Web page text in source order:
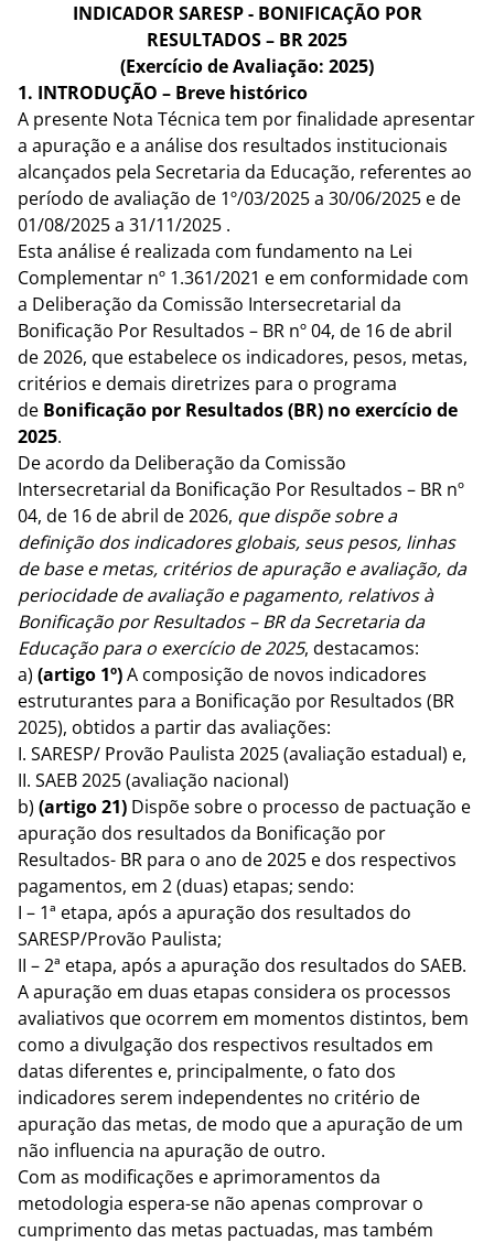
INDICADOR SARESP - BONIFICAÇÃO POR
RESULTADOS – BR 2025
(Exercício de Avaliação: 2025)
1. INTRODUÇÃO – Breve histórico
A presente Nota Técnica tem por finalidade apresentar
a apuração e a análise dos resultados institucionais
alcançados pela Secretaria da Educação, referentes ao
período de avaliação de 1º/03/2025 a 30/06/2025 e de
01/08/2025 a 31/11/2025 .
Esta análise é realizada com fundamento na Lei
Complementar nº 1.361/2021 e em conformidade com
a Deliberação da Comissão Intersecretarial da
Bonificação Por Resultados – BR nº 04, de 16 de abril
de 2026, que estabelece os indicadores, pesos, metas,
critérios e demais diretrizes para o programa
de Bonificação por Resultados (BR) no exercício de
2025.
De acordo da Deliberação da Comissão
Intersecretarial da Bonificação Por Resultados – BR nº
04, de 16 de abril de 2026, que dispõe sobre a
definição dos indicadores globais, seus pesos, linhas
de base e metas, critérios de apuração e avaliação, da
periocidade de avaliação e pagamento, relativos à
Bonificação por Resultados – BR da Secretaria da
Educação para o exercício de 2025, destacamos:
a) (artigo 1º)A composição de novos indicadores
estruturantes para a Bonificação por Resultados (BR
2025), obtidos a partir das avaliações:
I. SARESP/ Provão Paulista 2025 (avaliação estadual) e,
II. SAEB 2025 (avaliação nacional)
b) (artigo 21) Dispõe sobre o processo de pactuação e
apuração dos resultados da Bonificação por
Resultados- BR para o ano de 2025 e dos respectivos
pagamentos, em 2 (duas) etapas; sendo:
I – 1ª etapa, após a apuração dos resultados do
SARESP/Provão Paulista;
II – 2ª etapa, após a apuração dos resultados do SAEB.
A apuração em duas etapas considera os processos
avaliativos que ocorrem em momentos distintos, bem
como a divulgação dos respectivos resultados em
datas diferentes e, principalmente, o fato dos
indicadores serem independentes no critério de
apuração das metas, de modo que a apuração de um
não influencia na apuração de outro.
Com as modificações e aprimoramentos da
metodologia espera-se não apenas comprovar o
cumprimento das metas pactuadas, mas também